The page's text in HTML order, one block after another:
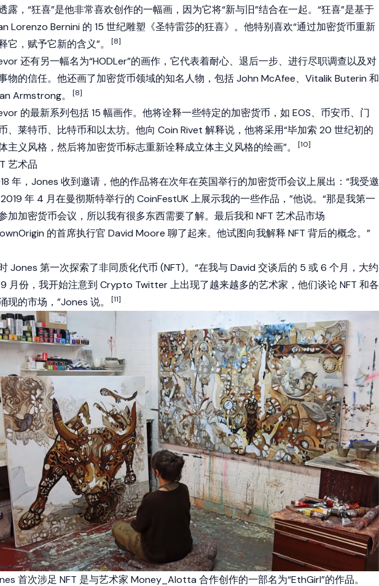
露，“狂喜”是他非常喜欢创作的一幅画，因为它将“新与旧”结合在一起。“狂喜”是基于
Lorenzo Bernini 的 15 世纪雕塑《圣特雷莎的狂喜》。他特别喜欢“通过加密货币重新
它，赋予它新的含义”。
[8]
还有另一幅名为“HODLer”的画作，它代表着耐心、退后一步、进行尽职调查以及对
物的信任。他还画了加密货币领域的知名人物，包括 John McAfee、Vitalik Buterin 和
Armstrong。
[8]
的最新系列包括 15 幅画作。他将诠释一些特定的加密货币，如 EOS、币安币、门
、莱特币、比特币和以太坊。他向 Coin Rivet 解释说，他将采用“毕加索 20 世纪初的
主义风格，然后将加密货币标志重新诠释成立体主义风格的绘画”。
[10]
艺术品
年，Jones 收到邀请，他的作品将在次年在英国举行的加密货币会议上展出：“我受邀
年 4 月在曼彻斯特举行的 CoinFestUK 上展示我的一些作品，”他说。“那是我第一
加加密货币会议，所以我有很多东西需要了解。最后我和 NFT 艺术品市场
的首席执行官 David Moore 聊了起来。他试图向我解释 NFT 背后的概念。”
Jones 第一次探索了非同质化代币 (NFT)。“在我与 David 交谈后的 5 或 6 个月，大约
月份，我开始注意到 Crypto Twitter 上出现了越来越多的艺术家，他们谈论 NFT 和各
现的市场，”Jones 说。
[11]
首次涉足 NFT 是与艺术家 Money_Alotta 合作创作的一部名为“EthGirl”的作品。